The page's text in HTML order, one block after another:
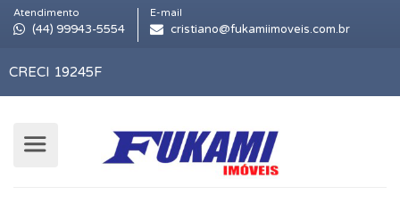
Atendimento
(44) 99943-5554
E-mail
cristiano@fukamiimoveis.com.br
CRECI 19245F